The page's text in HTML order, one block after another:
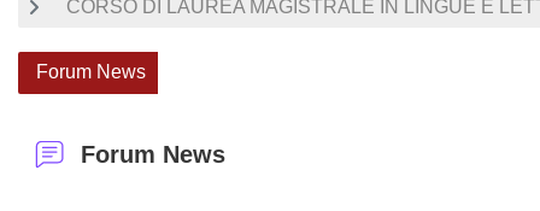
CORSO DI LAUREA MAGISTRALE IN LINGUE E
Forum News
Forum News